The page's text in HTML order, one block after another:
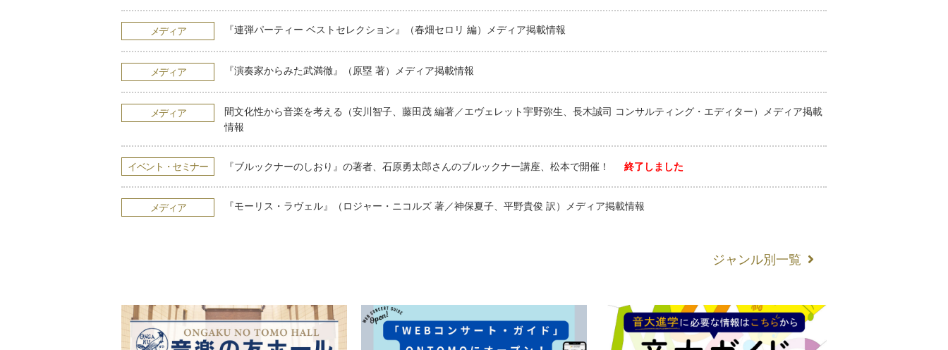
メディア 『連弾パーティー ベストセレクション』（春畑セロリ 編）メディア掲載情報
メディア 『演奏家からみた武満徹』（原塁 著）メディア掲載情報
メディア
間文化性から音楽を考える（安川智子、藤田茂 編著／エヴェレット宇野弥生、長木誠司 コンサルティング・エディター）メディア掲載
情報
イベント・セミナー 『ブルックナーのしおり』の著者、石原勇太郎さんのブルックナー講座、松本で開催！ 終了しました
メディア 『モーリス・ラヴェル』（ロジャー・ニコルズ 著／神保夏子、平野貴俊 訳）メディア掲載情報
ジャンル別一覧